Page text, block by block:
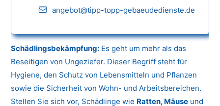
angebot@tipp-topp-gebaeudedienste.de
Schädlingsbekämpfung: Es geht um mehr als das
Beseitigen von Ungeziefer. Dieser Begriff steht für
Hygiene, den Schutz von Lebensmitteln und Pflanzen
sowie die Sicherheit von Wohn- und Arbeitsbereichen.
Stellen Sie sich vor, Schädlinge wie Ratten, Mäuse und